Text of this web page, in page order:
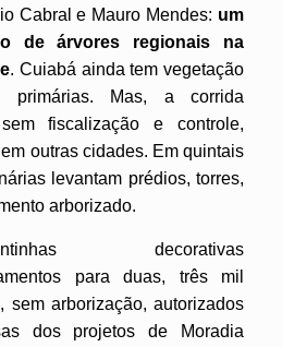
Cabral e Mauro Mendes: um
de árvores regionais
na
. Cuiabá ainda tem vegetação
primárias. Mas, a corrida
fiscalização e controle,
outras cidades. Em quintais
levantam prédios, torres,
arborizado.
decorativas
para duas, três mil
sem arborização, autorizados
dos projetos de Moradia